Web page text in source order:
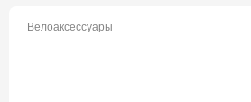
Велоаксессуары